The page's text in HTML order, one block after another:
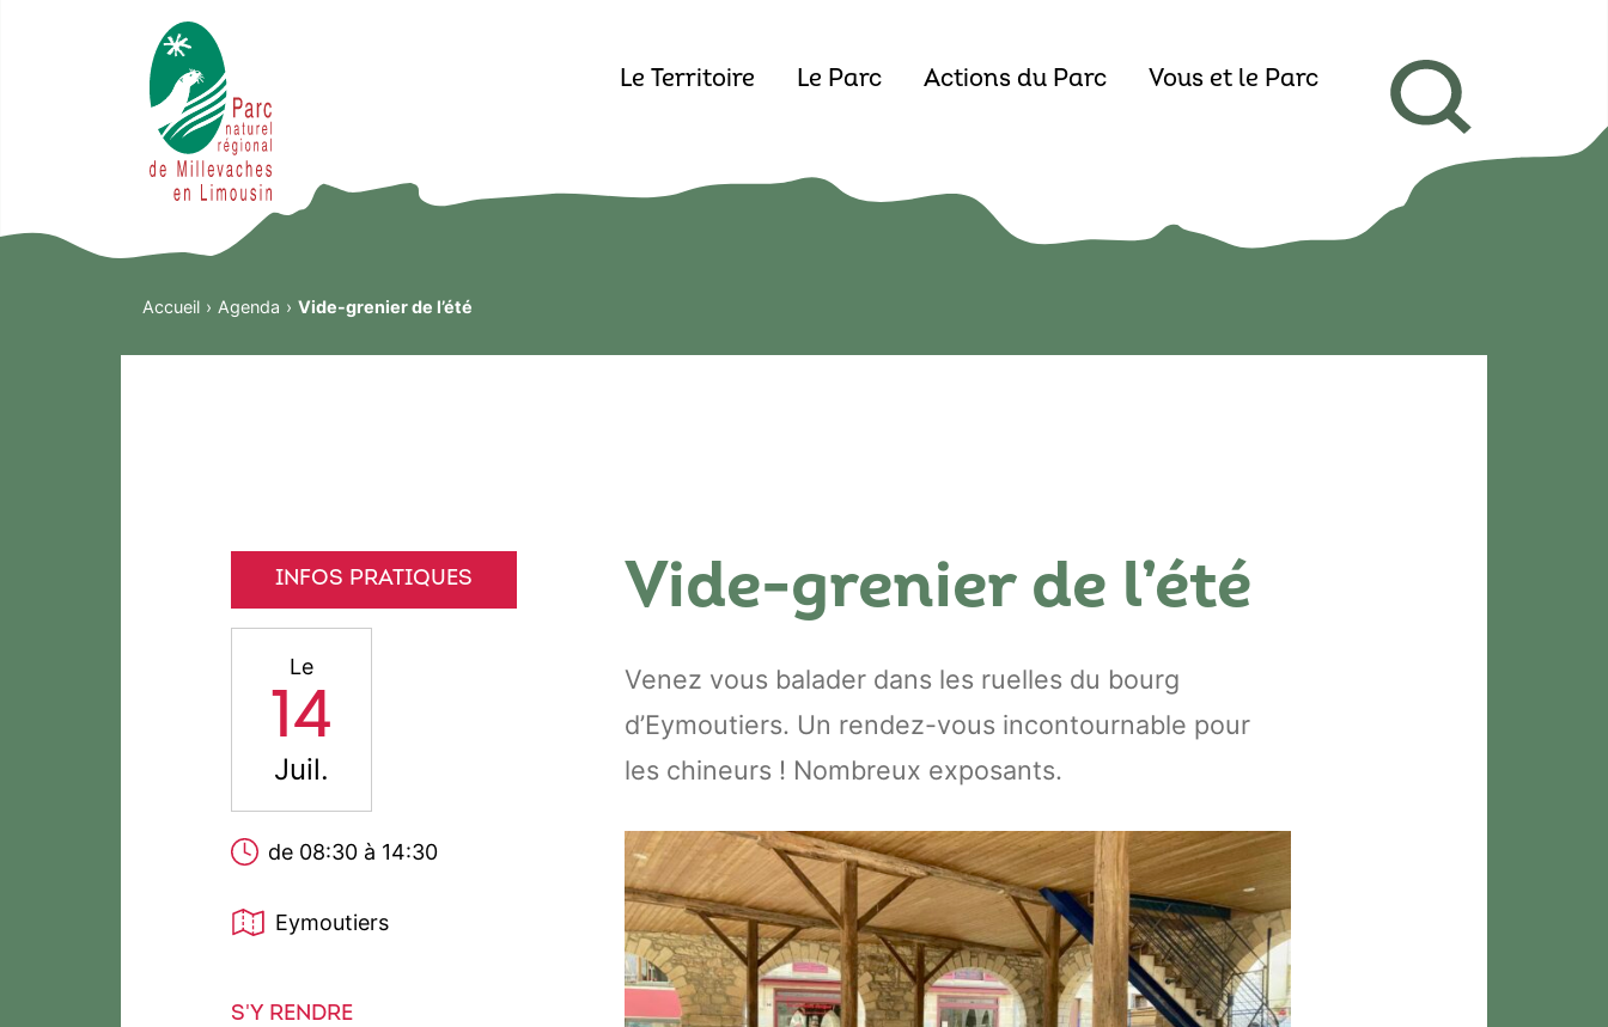
Le Territoire Le Parc Actions du Parc Vous et le Parc
Accueil Agenda Vide-grenier de l’été
INFOS PRATIQUES
Le
14
Juil.
de 08:30 à 14:30
Eymoutiers
S'Y RENDRE
Vide-grenier de l’été
Venez vous balader dans les ruelles du bourg
d’Eymoutiers. Un rendez-vous incontournable pour
les chineurs ! Nombreux exposants.